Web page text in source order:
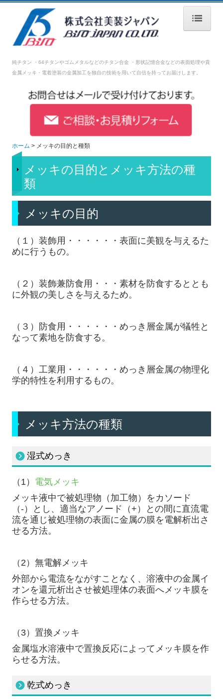
ホーム
会社案内
募集要項【生産技術】
募集要項【生産管理】
募集要項【営業】
募集要項【メッキ分析の研究員】
2026年 営業カレンダー
純チタン ・64チタンやゴムメタルなどのチタン合金 ・形状記憶合金などの表面処理や貴
金属メッキ・電着塗装の金属加工を独自の技術を用いて自信を持ってお届けします。
ホーム メッキの目的と種類
メッキの目的とメッキ方法の種
類
メッキの目的
（１）装飾用・・・・・・表面に美観を与えるた
めに行うもの。
（２）装飾兼防食用・・・素材を防食するととも
に外観の美しさを与えるため。
（３）防食用・・・・・・めっき層金属が犠牲と
なって素地を防食する。
（４）工業用・・・・・・めっき層金属の物理化
学的特性を利用するもの。
メッキ方法の種類
湿式めっき
（1） 電気メッキ
メッキ液中で被処理物（加工物）をカソード
（-）とし、適当なアノード（+）との間に直流電
流を通じ被処理物の表面に金属の膜を電解析出さ
せる方法。
（2）無電解メッキ
外部から電流をながすことなく、溶液中の金属イ
オンを還元析出させ被処理体の表面へメッキ膜を
作らせる方法。
（3）置換メッキ
金属塩水溶液中で置換反応によってメッキ膜を作
らせる方法。
乾式めっき